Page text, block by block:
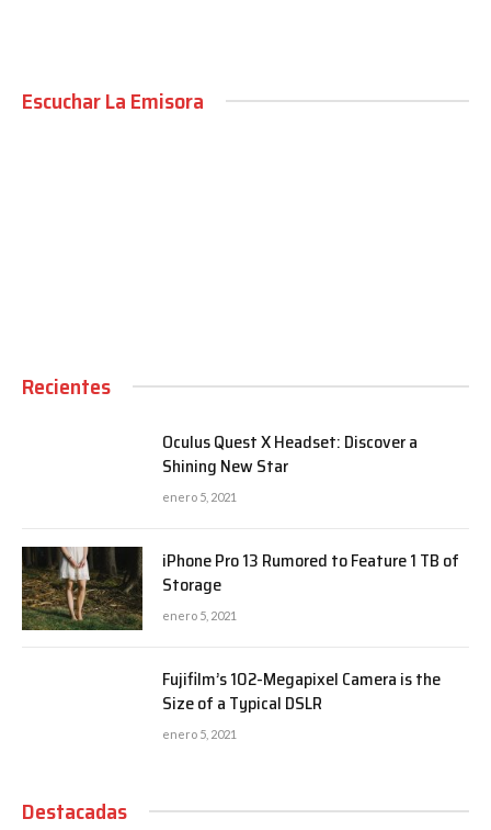
Escuchar La Emisora
Recientes
Oculus Quest X Headset: Discover a
Shining New Star
enero 5, 2021
iPhone Pro 13 Rumored to Feature 1 TB of
Storage
enero 5, 2021
Fujifilm’s 102-Megapixel Camera is the
Size of a Typical DSLR
enero 5, 2021
Destacadas